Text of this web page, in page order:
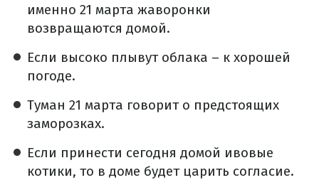
именно 21 марта жаворонки
возвращаются домой.
Если высоко плывут облака – к хорошей
погоде.
Туман 21 марта говорит о предстоящих
заморозках.
Если принести сегодня домой ивовые
котики, то в доме будет царить согласие.